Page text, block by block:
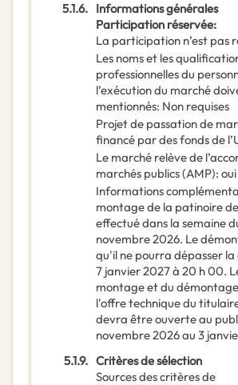
5.1.6. Informations générales
Participation réservée:
La participation n’est pas
Les noms et les
professionnelles du
l’exécution du marché
mentionnés: Non requises
Projet de passation de
financé par des fonds de
Le marché relève de
marchés publics (AMP): oui
Informations
montage de la patinoire
effectué dans la semaine
novembre 2026. Le
qu'il ne pourra dépasser
7 janvier 2027 à 20 h 00.
montage et du
l'offre technique du
devra être ouverte au
novembre 2026 au 3
5.1.9. Critères de sélection
Sources des critères de